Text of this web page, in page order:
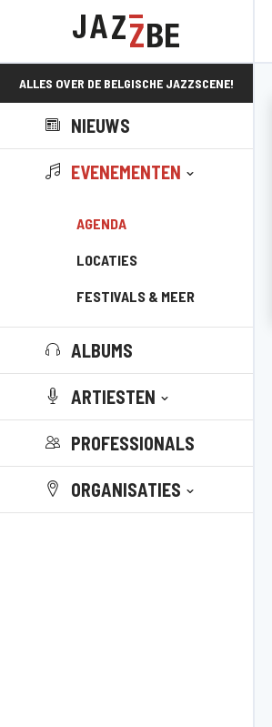
ALLES OVER DE BELGISCHE JAZZSCENE!
NIEUWS
EVENEMENTEN
AGENDA
LOCATIES
FESTIVALS & MEER
ALBUMS
ARTIESTEN
PROFESSIONALS
ORGANISATIES